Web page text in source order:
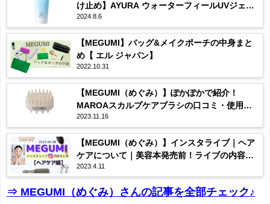
け止め】AYURA ウォーターフィールUVジェルα
の使用感・購入先は？まとめ♡
2024.8.6
【MEGUMI】バッグ&メイクポーチの中身まと
め【 エル ジャパン】
2022.10.31
【MEGUMI（めぐみ）】ぽかぽかで紹介！
MAROAスカルプケアブラシの口コミ・使用
感・購入先は？まとめ♡
2023.11.16
【MEGUMI（めぐみ）】インスタライブ｜ヘア
ケアについて｜美容本発売前！ライブの内容全
まとめ♡2023/04/08
2023.4.11
⇒ MEGUMI（めぐみ）さんの記事を全部チェック♪